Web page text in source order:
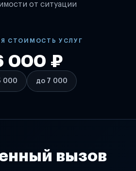
от ситуации
СТОИМОСТЬ УСЛУГ
000
000 ₽
до 7 000
вызов